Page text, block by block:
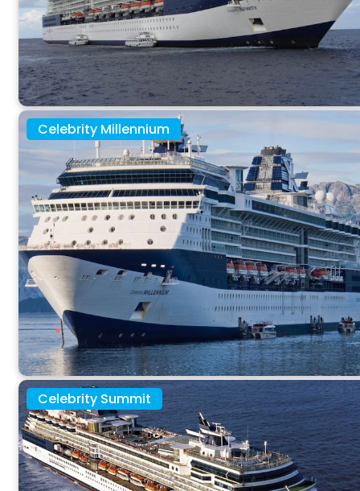
Celebrity Millennium
Celebrity Summit